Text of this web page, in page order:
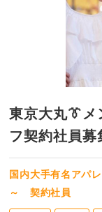
東京大丸👔
フ契約社員募
国内大手有名アパ
～ 契約社員